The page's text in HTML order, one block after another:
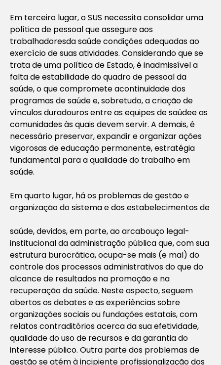
Em terceiro lugar, o SUS necessita consolidar uma
política de pessoal que assegure aos
trabalhadoresda saúde condições adequadas ao
exercício de suas atividades. Considerando que se
trata de uma política de Estado, é inadmissível a
falta de estabilidade do quadro de pessoal da
saúde, o que compromete acontinuidade dos
programas de saúde e, sobretudo, a criação de
vínculos duradouros entre as equipes de saúdee as
comunidades às quais devem servir. A demais, é
necessário preservar, expandir e organizar ações
vigorosas de educação permanente, estratégia
fundamental para a qualidade do trabalho em
saúde.
Em quarto lugar, há os problemas de gestão e
organização do sistema e dos estabelecimentos de
saúde, devidos, em parte, ao arcabouço legal-
institucional da administração pública que, com sua
estrutura burocrática, ocupa-se mais (e mal) do
controle dos processos administrativos do que do
alcance de resultados na promoção e na
recuperação da saúde. Neste aspecto, seguem
abertos os debates e as experiências sobre
organizações sociais ou fundações estatais, com
relatos contraditórios acerca da sua efetividade,
qualidade do uso de recursos e da garantia do
interesse público. Outra parte dos problemas de
gestão se atém à incipiente profissionalização dos